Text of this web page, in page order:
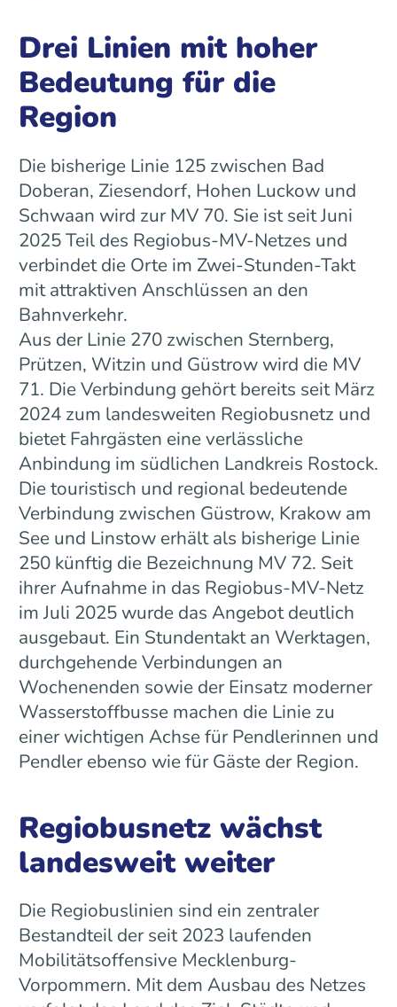
Drei Linien mit hoher
Bedeutung für die
Region
Die bisherige Linie 125 zwischen Bad
Doberan, Ziesendorf, Hohen Luckow und
Schwaan wird zur MV 70. Sie ist seit Juni
2025 Teil des Regiobus-MV-Netzes und
verbindet die Orte im Zwei-Stunden-Takt
mit attraktiven Anschlüssen an den
Bahnverkehr.
Aus der Linie 270 zwischen Sternberg,
Prützen, Witzin und Güstrow wird die MV
71. Die Verbindung gehört bereits seit März
2024 zum landesweiten Regiobusnetz und
bietet Fahrgästen eine verlässliche
Anbindung im südlichen Landkreis Rostock.
Die touristisch und regional bedeutende
Verbindung zwischen Güstrow, Krakow am
See und Linstow erhält als bisherige Linie
250 künftig die Bezeichnung MV 72. Seit
ihrer Aufnahme in das Regiobus-MV-Netz
im Juli 2025 wurde das Angebot deutlich
ausgebaut. Ein Stundentakt an Werktagen,
durchgehende Verbindungen an
Wochenenden sowie der Einsatz moderner
Wasserstoffbusse machen die Linie zu
einer wichtigen Achse für Pendlerinnen und
Pendler ebenso wie für Gäste der Region.
Regiobusnetz wächst
landesweit weiter
Die Regiobuslinien sind ein zentraler
Bestandteil der seit 2023 laufenden
Mobilitätsoffensive Mecklenburg-
Vorpommern. Mit dem Ausbau des Netzes